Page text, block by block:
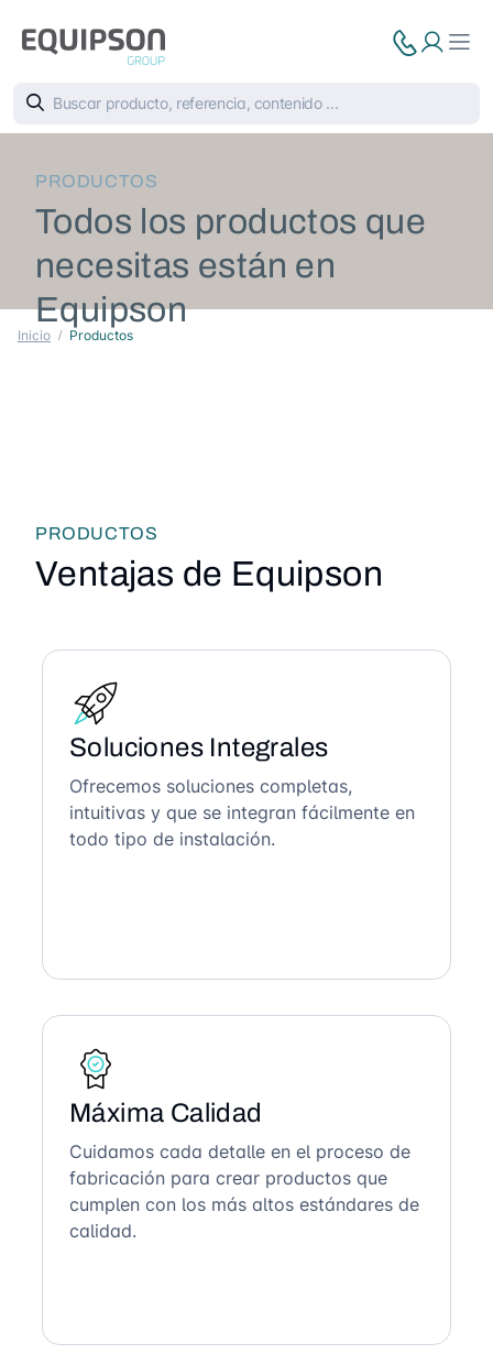
PRODUCTOS
Todos los productos que
necesitas están en
Equipson
Inicio Productos
PRODUCTOS
Ventajas de Equipson
Soluciones Integrales
Ofrecemos soluciones completas,
intuitivas y que se integran fácilmente en
todo tipo de instalación.
Máxima Calidad
Cuidamos cada detalle en el proceso de
fabricación para crear productos que
cumplen con los más altos estándares de
calidad.